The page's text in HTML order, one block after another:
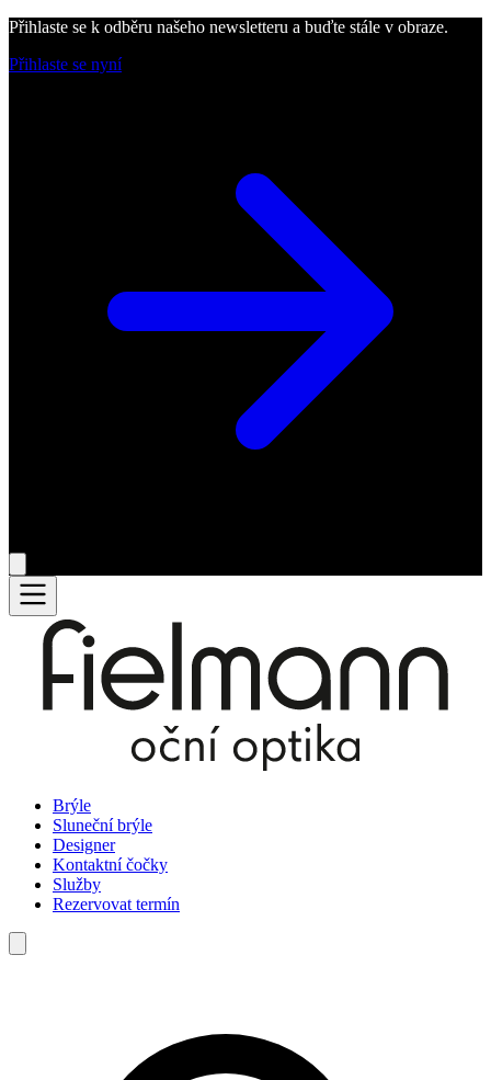
Přihlaste se k odběru našeho newsletteru a buďte stále v obraze.
Přihlaste se nyní
Brýle
Sluneční brýle
Designer
Kontaktní čočky
Služby
Rezervovat termín